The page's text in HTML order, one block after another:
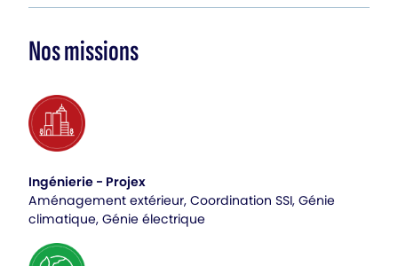
Nos missions
Ingénierie - Projex
Aménagement extérieur, Coordination SSI, Génie
climatique, Génie électrique